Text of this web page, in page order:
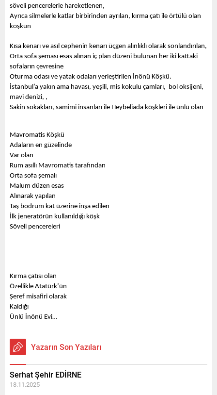
söveli pencerelerle hareketlenen,
Ayrıca silmelerle katlar birbirinden ayrılan, kırma çatı ile örtülü olan
köşkün
Kısa kenarı ve asıl cephenin kenarı üçgen alınlıklı olarak sonlandırılan,
Orta sofa şeması esas alınan iç plan düzeni bulunan her iki kattaki
sofaların çevresine
Oturma odası ve yatak odaları yerleştirilen İnönü Köşkü.
İstanbul’a yakın ama havası, yeşili, mis kokulu çamları,  bol oksijeni,
mavi denizi, ,
Sakin sokakları, samimi insanları ile Heybeliada köşkleri ile ünlü olan
Mavromatis Köşkü
Adaların en güzelinde
Var olan
Rum asıllı Mavromatis tarafından
Orta sofa şemalı
Malum düzen esas
Alınarak yapılan
Taş bodrum kat üzerine inşa edilen
İlk jeneratörün kullanıldığı köşk
Söveli pencereleri
Kırma çatısı olan
Özellikle Atatürk’ün
Şeref misafiri olarak
Kaldığı
Ünlü İnönü Evi…
Yazarın Son Yazıları
Serhat Şehir EDİRNE
18.11.2025